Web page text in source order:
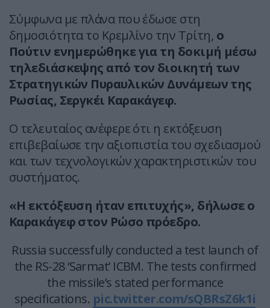
Σύμφωνα με πλάνα που έδωσε στη
δημοσιότητα το Κρεμλίνο την Τρίτη, ο
Πούτιν ενημερώθηκε για τη δοκιμή μέσω
τηλεδιάσκεψης από τον διοικητή των
Στρατηγικών Πυραυλικών Δυνάμεων της
Ρωσίας, Σεργκέι Καρακάγεφ.
Ο τελευταίος ανέφερε ότι η εκτόξευση
επιβεβαίωσε την αξιοπιστία του σχεδιασμού
και των τεχνολογικών χαρακτηριστικών του
συστήματος.
«Η εκτόξευση ήταν επιτυχής», δήλωσε ο
Καρακάγεφ στον Ρώσο πρόεδρο.
Russia successfully conducted a test launch of
the RS-28 ‘Sarmat’ ICBM. The tests confirmed
the missile’s stated performance
specifications. pic.twitter.com/sQBRsZ6k1i